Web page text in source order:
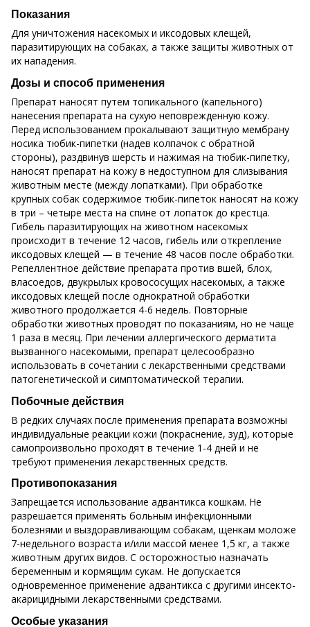
Показания
Для уничтожения насекомых и иксодовых клещей,
паразитирующих на собаках, а также защиты животных от
их нападения.
Дозы и способ применения
Препарат наносят путем топикального (капельного)
нанесения препарата на сухую неповрежденную кожу.
Перед использованием прокалывают защитную мембрану
носика тюбик-пипетки (надев колпачок с обратной
стороны), раздвинув шерсть и нажимая на тюбик-пипетку,
наносят препарат на кожу в недоступном для слизывания
животным месте (между лопатками). При обработке
крупных собак содержимое тюбик-пипеток наносят на кожу
в три – четыре места на спине от лопаток до крестца.
Гибель паразитирующих на животном насекомых
происходит в течение 12 часов, гибель или открепление
иксодовых клещей — в течение 48 часов после обработки.
Репеллентное действие препарата против вшей, блох,
власоедов, двукрылых кровососущих насекомых, а также
иксодовых клещей после однократной обработки
животного продолжается 4-6 недель. Повторные
обработки животных проводят по показаниям, но не чаще
1 раза в месяц. При лечении аллергического дерматита
вызванного насекомыми, препарат целесообразно
использовать в сочетании с лекарственными средствами
патогенетической и симптоматической терапии.
Побочные действия
В редких случаях после применения препарата возможны
индивидуальные реакции кожи (покраснение, зуд), которые
самопроизвольно проходят в течение 1-4 дней и не
требуют применения лекарственных средств.
Противопоказания
Запрещается использование адвантикса кошкам. Не
разрешается применять больным инфекционными
болезнями и выздоравливающим собакам, щенкам моложе
7-недельного возраста и/или массой менее 1,5 кг, а также
животным других видов. С осторожностью назначать
беременным и кормящим сукам. Не допускается
одновременное применение адвантикса с другими инсекто-
акарицидными лекарственными средствами.
Особые указания